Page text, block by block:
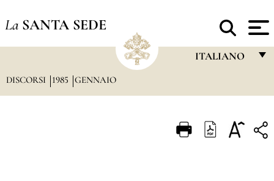
La SANTA SEDE
ITALIANO
ITALIANO
DISCORSI 1985 GENNAIO